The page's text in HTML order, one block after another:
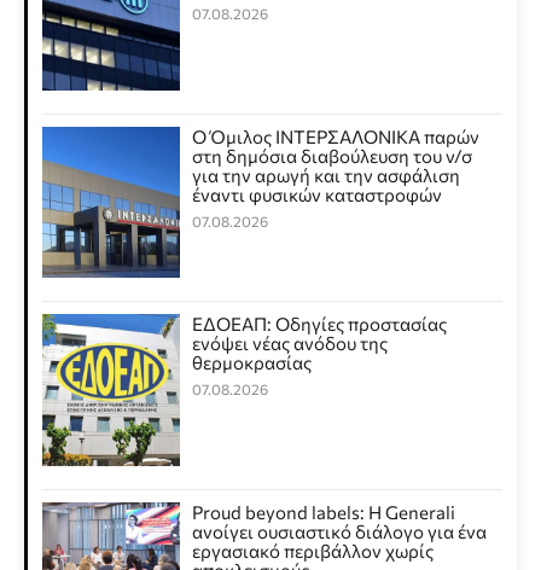
07.08.2026
Ο Όμιλος ΙΝΤΕΡΣΑΛΟΝΙΚΑ παρών
στη δημόσια διαβούλευση του ν/σ
για την αρωγή και την ασφάλιση
έναντι φυσικών καταστροφών
07.08.2026
ΕΔΟΕΑΠ: Οδηγίες προστασίας
ενόψει νέας ανόδου της
θερμοκρασίας
07.08.2026
Proud beyond labels: Η Generali
ανοίγει ουσιαστικό διάλογο για ένα
εργασιακό περιβάλλον χωρίς